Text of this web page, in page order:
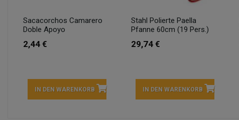
Sacacorchos Camarero
Doble Apoyo
2,44 €
IN DEN WARENKORB
Stahl Polierte Paella
Pfanne 60cm (19 Pers.)
29,74 €
IN DEN WARENKORB